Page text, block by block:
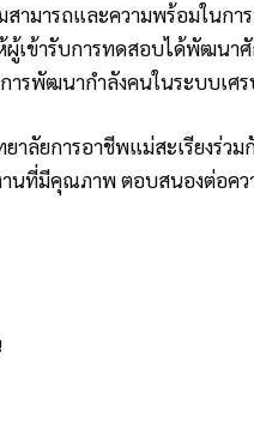
ามารถและความพร้อมในก
ผู้เข้ารับการทดสอบได้พัฒนา
รพัฒนากำลังคนในระบบเศ
าลัยการอาชีพแม่สะเรียงร่
นที่มีคุณภาพ ตอบสนองต่อคว